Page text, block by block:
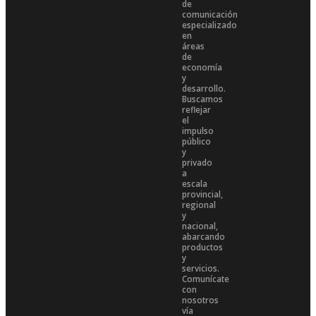
de
comunicación
especializado
en
áreas
de
economía
y
desarrollo.
Buscamos
reflejar
el
impulso
público
y
privado
a
escala
provincial,
regional
y
nacional,
abarcando
productos
y
servicios.
Comunícate
con
nosotros
vía